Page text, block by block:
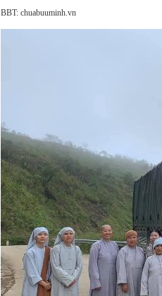
BBT: chuabuuminh.vn